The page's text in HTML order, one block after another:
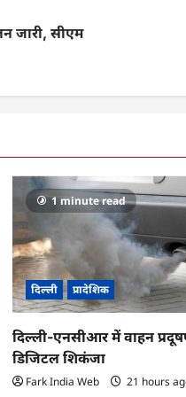
जारी, सीएम
1 minute read
दिल्ली प्रादेशिक
दिल्ली-एनसीआर में वाहन
डिजिटल शिकंजा
Fark India Web 21 hours